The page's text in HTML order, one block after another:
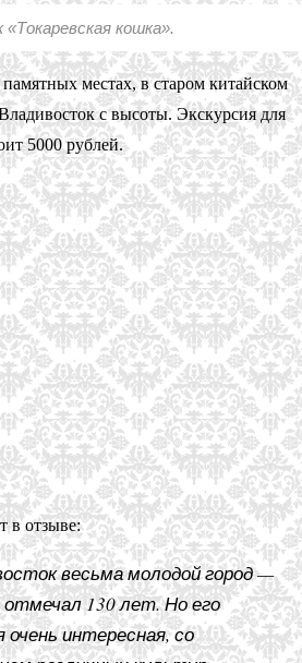
«Токаревская кошка».
местах, в старом китайском
с высоты. Экскурсия для
5000 рублей.
в отзыве:
весьма молодой город —
отмечал 130 лет. Но его
очень интересная, со